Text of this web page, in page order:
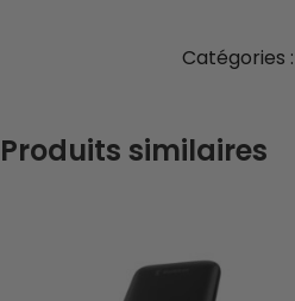
Catégories :
Produits similaires